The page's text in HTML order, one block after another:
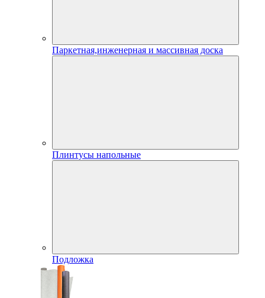
Паркетная,инженерная и массивная доска
Плинтусы напольные
Подложка